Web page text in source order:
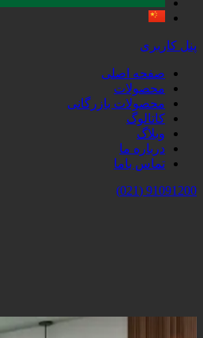
پنل کاربری
صفحه اصلی
محصولات
محصولات بازرگانی
کاتالوگ
وبلاگ
درباره ما
تماس باما
91091200 (021)